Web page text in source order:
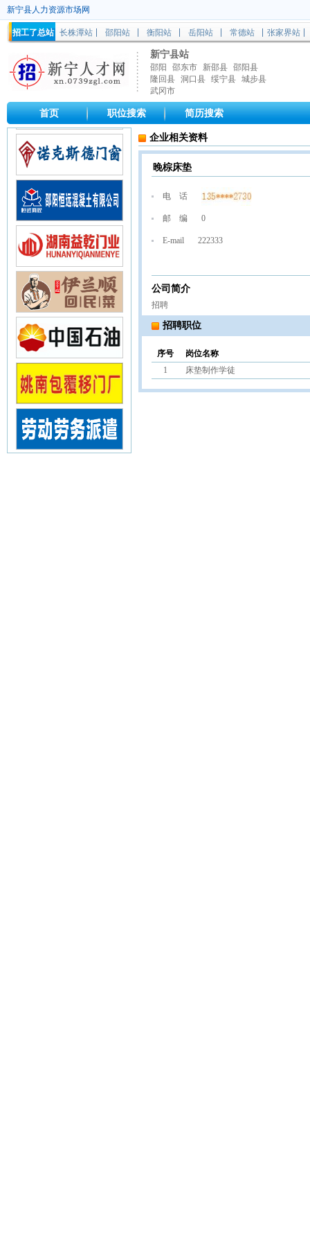
新宁县人力资源市场网
招工了总站 长株潭站 邵阳站 衡阳站 岳阳站 常德站 张家界站
新宁县站
邵阳 邵东市 新邵县 邵阳县
隆回县 洞口县 绥宁县 城步县
武冈市
首页 职位搜索 简历搜索
企业相关资料
晚棕床垫
电 话
邮 编 0
E-mail 222333
公司简介
招聘
招聘职位
序号
岗位名称
1
床垫制作学徒